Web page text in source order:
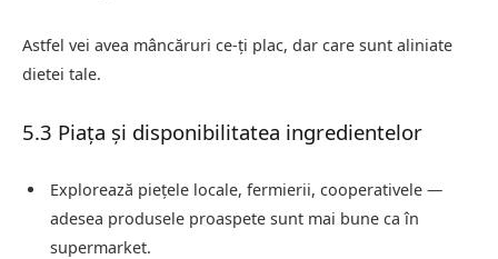
Astfel vei avea mâncăruri ce-ți plac, dar care sunt aliniate
dietei tale.
5.3 Piața și disponibilitatea ingredientelor
Explorează piețele locale, fermierii, cooperativele —
adesea produsele proaspete sunt mai bune ca în
supermarket.